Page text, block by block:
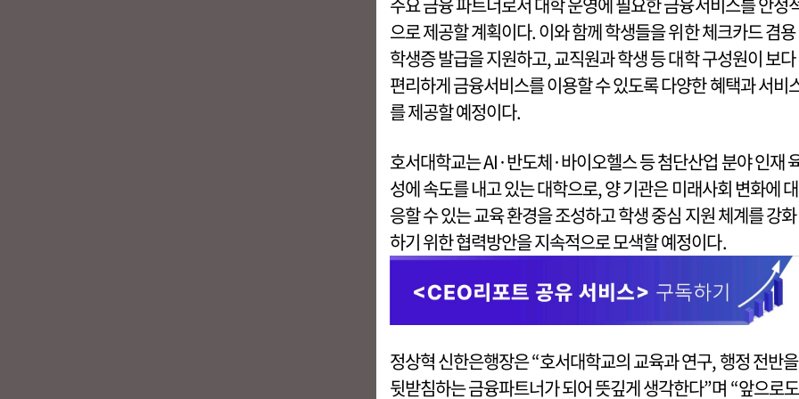
으로 제공할 계획이다. 이와 함께 학생들을 위한 체크카드 겸용
학생증 발급을 지원하고, 교직원과 학생 등 대학 구성원이 보다
편리하게 금융서비스를 이용할 수 있도록 다양한 혜택과 서비
를 제공할 예정이다.
호서대학교는 AI·반도체·바이오헬스 등 첨단산업 분야 인재
성에 속도를 내고 있는 대학으로, 양 기관은 미래사회 변화에 대
응할 수 있는 교육 환경을 조성하고 학생 중심 지원 체계를 강화
하기 위한 협력방안을 지속적으로 모색할 예정이다.
정상혁 신한은행장은 “호서대학교의 교육과 연구, 행정 전반을
뒷받침하는 금융파트너가 되어 뜻깊게 생각한다”며 “앞으로도